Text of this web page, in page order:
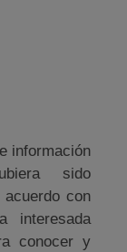
información
sido
con
interesada
conocer y